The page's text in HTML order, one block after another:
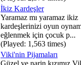
İkiz Kardeşler
Yaramaz mı yaramaz ikiz
kardeşlerinizi oyun
eğlenmek için çocuk p...
(Played: 1,563 times)
Viki'nin Pijamaları
Güzel ve narin kızımız